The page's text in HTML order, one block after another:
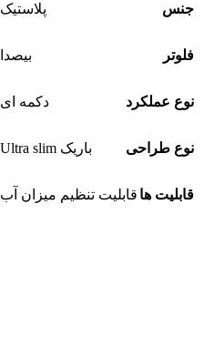
جنس پلاستیک
فلوتر بیصدا
نوع عملکرد دکمه ای
نوع طراحی باریک Ultra slim
قابلیت ها قابلیت تنظیم میزان آب